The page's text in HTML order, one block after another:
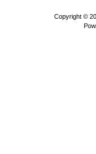
Copyright ©